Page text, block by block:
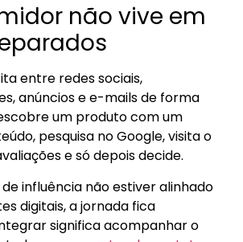
não vive em
entre redes sociais,
anúncios e e-mails de forma
um produto com um
pesquisa no Google, visita o
e só depois decide.
influência não estiver alinhado
digitais, a jornada fica
significa acompanhar o